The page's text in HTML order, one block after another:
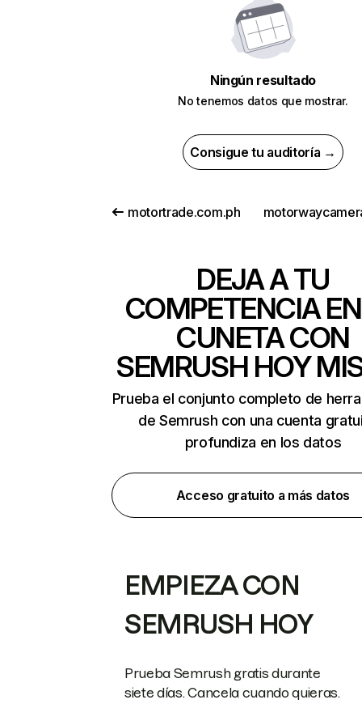
Ningún resultado
No tenemos datos que mostrar.
Consigue tu auditoría →
motortrade.com.ph
DEJA A TU
COMPETENCIA
CUNETA CON
SEMRUSH HOY
Prueba el conjunto completo de
de Semrush con una cuenta
profundiza en los datos
Acceso gratuito a más datos
EMPIEZA CON
SEMRUSH HOY
Prueba Semrush gratis durante
siete días. Cancela cuando quieras.